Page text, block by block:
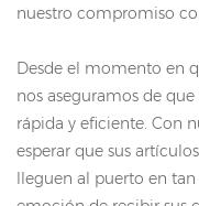
nuestro compromiso
Desde el momento en
nos aseguramos de
rápida y eficiente. Con
esperar que sus
lleguen al puerto en